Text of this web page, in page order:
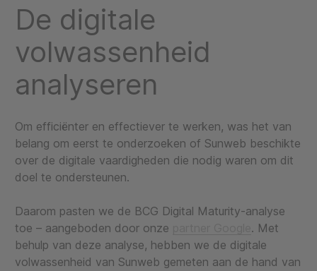
De digitale
volwassenheid
analyseren
Om efficiënter en effectiever te werken, was het van
belang om eerst te onderzoeken of Sunweb beschikte
over de digitale vaardigheden die nodig waren om dit
doel te ondersteunen.
Daarom pasten we de BCG Digital Maturity-analyse
toe – aangeboden door onze
. Met
behulp van deze analyse, hebben we de digitale
volwassenheid van Sunweb gemeten aan de hand van